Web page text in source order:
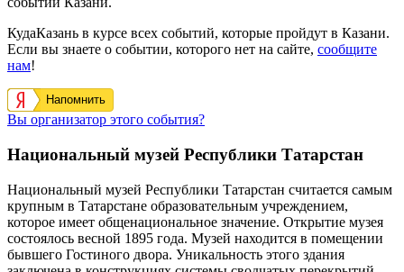
КудаКазань в курсе всех событий, которые пройдут в Казани.
Если вы знаете о событии, которого нет на сайте, сообщите
нам!
Напомнить
Вы организатор этого события?
Национальный музей Республики Татарстан
Национальный музей Республики Татарстан считается самым
крупным в Татарстане образовательным учреждением,
которое имеет общенациональное значение. Открытие музея
состоялось весной 1895 года. Музей находится в помещении
бывшего Гостиного двора. Уникальность этого здания